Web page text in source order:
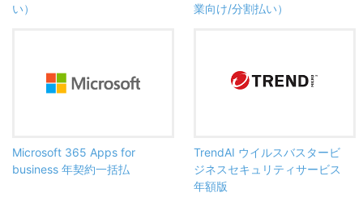
い）
業向け/分割払い）
Microsoft 365 Apps for
business 年契約一括払
TrendAI ウイルスバスタービ
ジネスセキュリティサービス
年額版